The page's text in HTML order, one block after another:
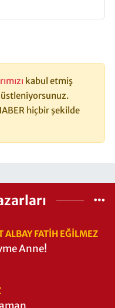
kabul etmiş
hiçbir şekilde
ALBAY FATIH EĞİLMEZ
Anne!